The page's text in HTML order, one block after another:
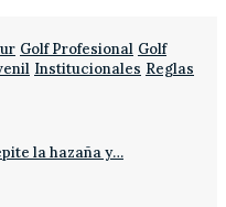
Golf Profesional Golf
Institucionales Reglas
la hazaña y…